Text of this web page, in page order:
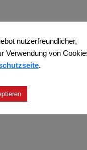
nutzerfreundlicher,
Verwendung von
.